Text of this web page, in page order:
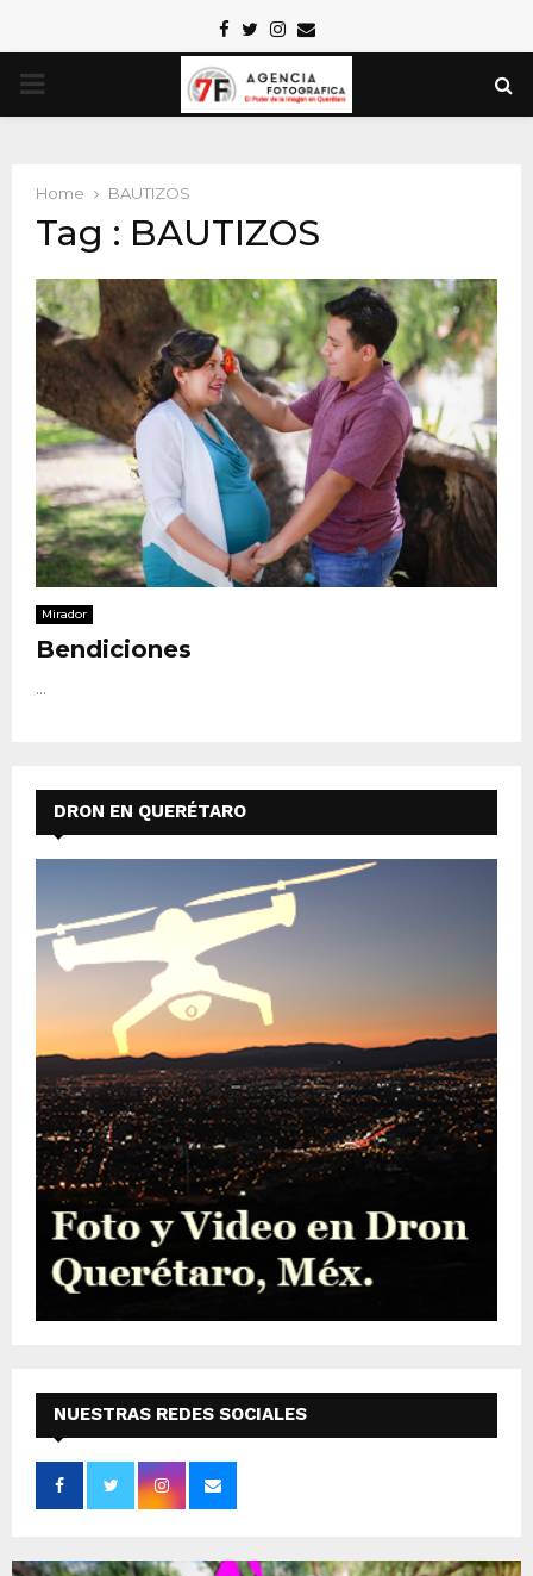
Facebook
TwitterInstagram
Email
PRIMARY
Home BAUTIZOS
Tag : BAUTIZOS
Mirador
Bendiciones
...
DRON EN QUERÉTARO
NUESTRAS REDES SOCIALES